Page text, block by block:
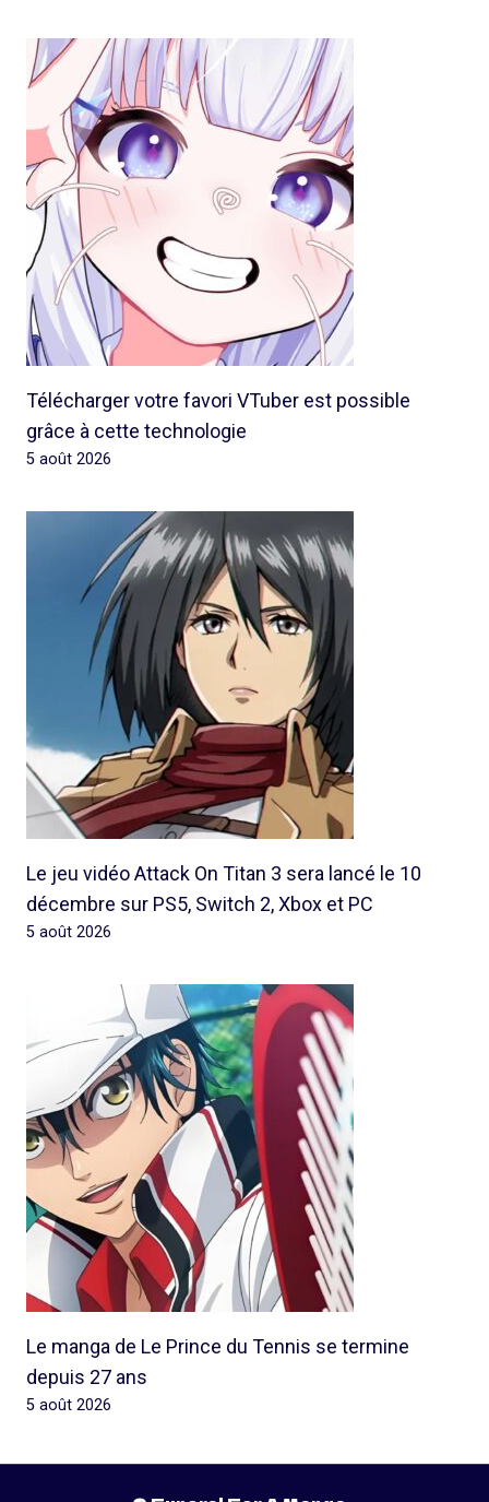
Télécharger votre favori VTuber est possible
grâce à cette technologie
5 août 2026
Le jeu vidéo Attack On Titan 3 sera lancé le 10
décembre sur PS5, Switch 2, Xbox et PC
5 août 2026
Le manga de Le Prince du Tennis se termine
depuis 27 ans
5 août 2026